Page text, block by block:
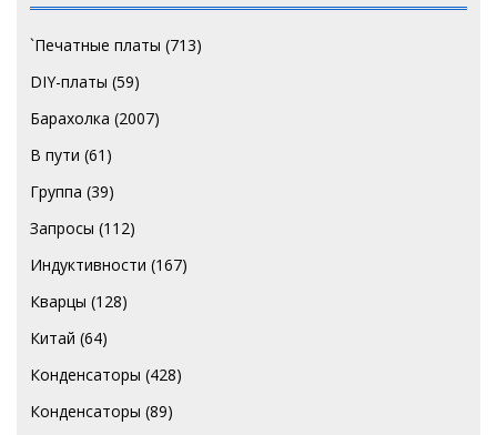
`Печатные платы (713)
DIY-платы (59)
Барахолка (2007)
В пути (61)
Группа (39)
Запросы (112)
Индуктивности (167)
Кварцы (128)
Китай (64)
Конденсаторы (428)
Конденсаторы (89)